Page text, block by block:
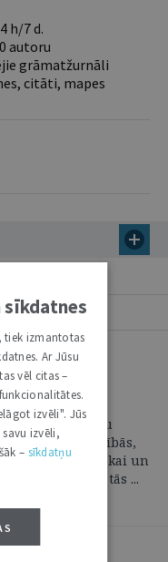
h/7 d.
autoru
grāmatžurnāli
citāti, mapes
citu valstu
attiecībās,
demokrātiskai un
valsts, tad tās ...
tiek izmantotas
Ar Jūsu
vēl citas –
izvēli". Jūs
izvēli,
– sīkdatņu